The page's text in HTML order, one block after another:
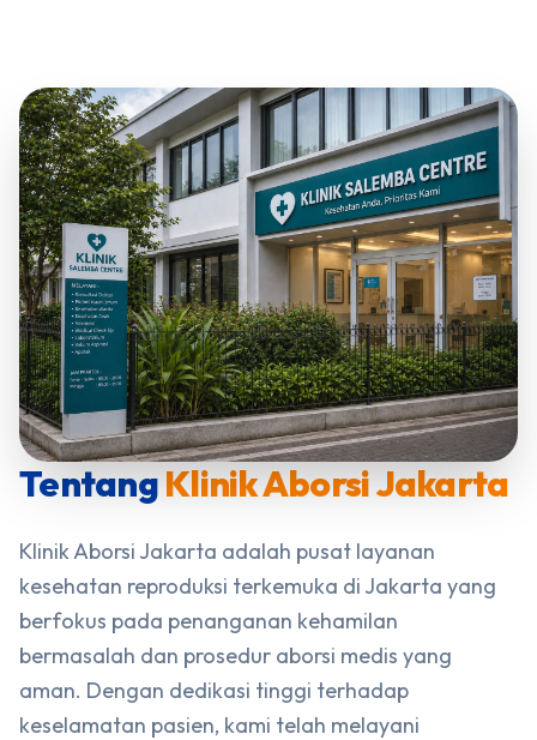
TentangKlinik Aborsi Jakarta
Klinik Aborsi Jakarta adalah pusat layanan
kesehatan reproduksi terkemuka di Jakarta yang
berfokus pada penanganan kehamilan
bermasalah dan prosedur aborsi medis yang
aman. Dengan dedikasi tinggi terhadap
keselamatan pasien, kami telah melayani